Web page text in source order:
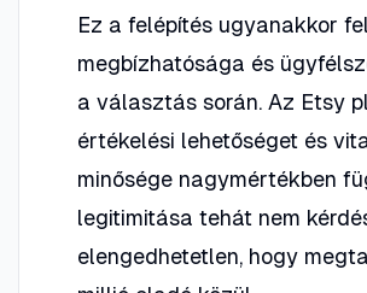
Ez a felépítés ugyanakkor
megbízhatósága és
a választás során. Az Etsy
értékelési lehetőséget és
minősége nagymértékben
legitimitása tehát nem
elengedhetetlen, hogy